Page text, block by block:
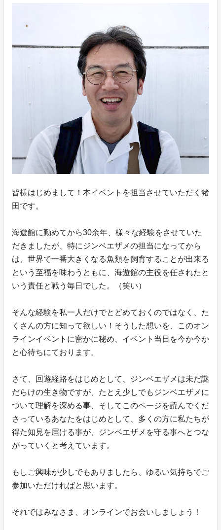
皆様はじめまして！本イベントを担当させていただく猪
田です。
海遊館に勤めてから30余年、様々な経験をさせていた
だきましたが、特にジンベエザメの担当になってから
は、世界で一番大きくなる魚類を飼育することが出来る
という至福を味わうともに、海遊館の主役を任されたと
いう責任と戦う毎日でした。（笑い）
そんな経験を私一人だけでとどめておくのではなく、た
くさんの方に知って欲しい！そうした想いを、このオン
ラインイベントに密かに秘め、イベント当日を今か今か
と心待ちにております。
さて、回遊経路をはじめとして、ジンベエザメは未だ謎
だらけの生き物ですが、たとえ少しでもジンベエザメに
ついて理解を深める事、そしてこのページを読んでくだ
さっているあなたをはじめとして、多くの方に私たちが
得た知見を届ける事が、ジンベエザメを守る事へとつな
がっていくと考えています。
もしご興味が少しでもありましたら、ゆるい気持ちでご
参加いただければと思います。
それではみなさま、オンラインでお会いしましょう！